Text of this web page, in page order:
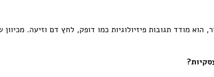
הוא מודד תגובות פיזיולוגיות כמו דופק, לחץ דם וזיעה.